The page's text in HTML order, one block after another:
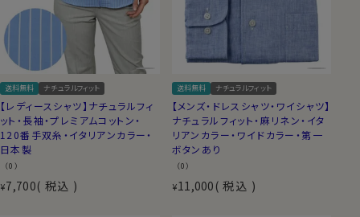
送料無料 ナチュラルフィット
【レディースシャツ】ナチュラルフィ
ット・長袖・プレミアムコットン・
120番手双糸・イタリアンカラー・
日本製
（0）
¥7,700 税込
送料無料 ナチュラルフィット
【メンズ・ドレスシャツ・ワイシャツ】
ナチュラルフィット・麻リネン・イタ
リアンカラー・ワイドカラー・第一
ボタンあり
（0）
¥11,000 税込